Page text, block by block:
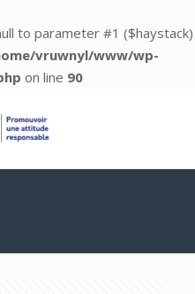
to parameter #1 ($haystack)
vruwnyl/www/wp-
on line 90